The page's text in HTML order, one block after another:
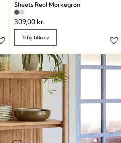
Sheets Reol Mørkegrøn
309,00 kr.
Tilføj til kurv